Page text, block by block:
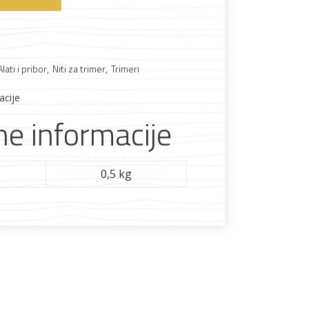
Vijčana roba
i pribor, Niti za trimer, Trimeri
informacije
0,5 kg